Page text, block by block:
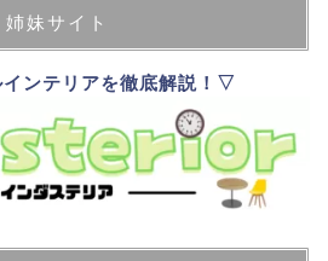
姉妹サイト
ンテリアを徹底解説！▽